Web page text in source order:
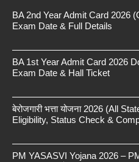
BA 2nd Year Admit Card 2026
Exam Date & Full Details
BA 1st Year Admit Card 2026
Exam Date & Hall Ticket
बेरोजगारी भत्ता योजना 2026 (All
Eligibility, Status Check &
PM YASASVI Yojana 2026 –